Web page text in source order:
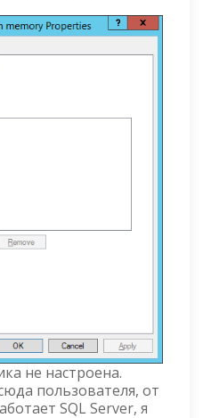
не настроена.
пользователя, от
SQL Server, я